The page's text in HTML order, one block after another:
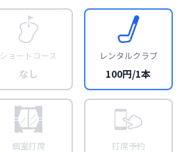
ショートコース
なし
レンタルクラブ
100円/1本
個室打席 打席予約